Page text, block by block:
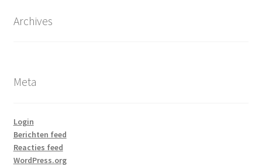
Archives
Meta
Login
Berichten feed
Reacties feed
WordPress.org